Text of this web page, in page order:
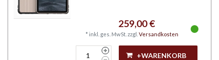
259,00 €
* inkl. ges. MwSt. zzgl. Versandkosten
+WARENKORB